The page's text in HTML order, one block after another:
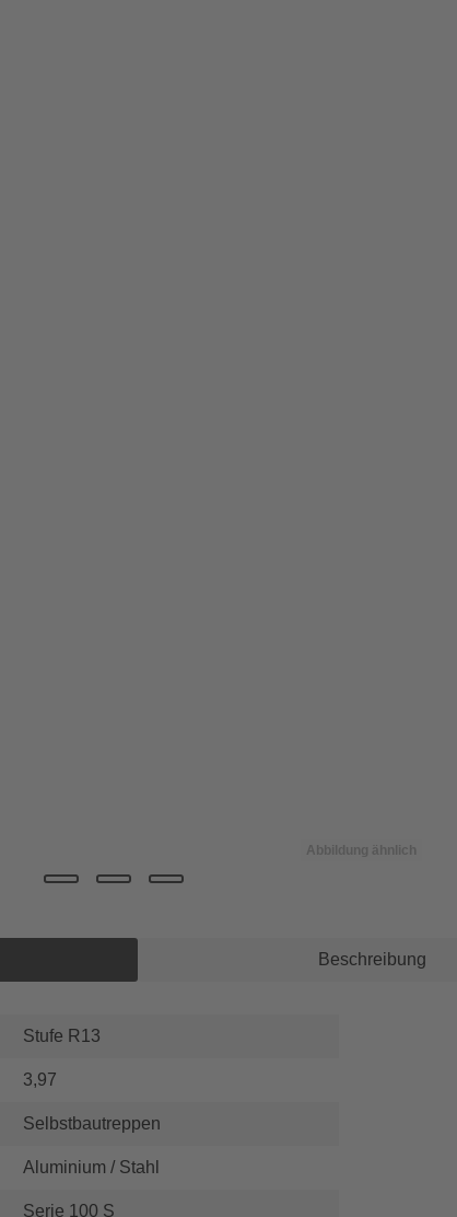
Abbildung ähnlich
Beschreibung
Stufe R13
3,97
Selbstbautreppen
Aluminium / Stahl
Serie 100 S